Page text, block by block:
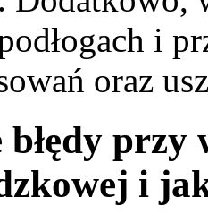
i
oraz
błędy
i